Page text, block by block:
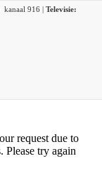
kanaal 916 | Televisie: